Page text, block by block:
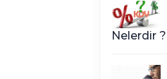
Nelerdir ?